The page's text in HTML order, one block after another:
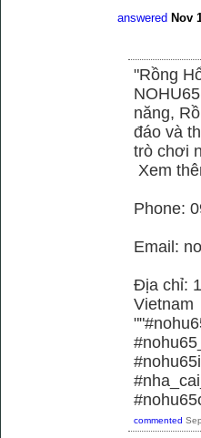
answered Nov
"Rồng
năng,
đáo và
trò chơi
Xem
Phone:
Email:
Địa chỉ:
Vietnam
commented